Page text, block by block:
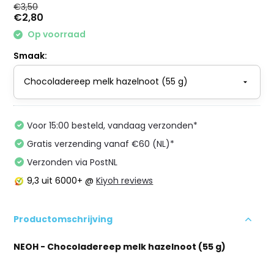
€3,50
€2,80
Op voorraad
Smaak:
Voor 15:00 besteld, vandaag verzonden*
Gratis verzending vanaf €60 (NL)*
Verzonden via PostNL
9,3 uit 6000+ @Kiyoh reviews
Productomschrijving
NEOH - Chocoladereep melk hazelnoot (55 g)